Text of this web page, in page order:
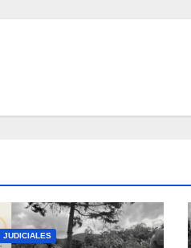
JUDICIALES